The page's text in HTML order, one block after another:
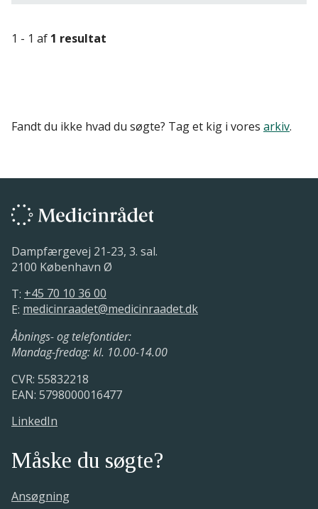
1 - 1 af 1 resultat
Fandt du ikke hvad du søgte? Tag et kig i vores arkiv.
Dampfærgevej 21-23, 3. sal.
2100 København Ø
T: +45 70 10 36 00
E: medicinraadet@medicinraadet.dk
Åbnings- og telefontider:
Mandag-fredag: kl. 10.00-14.00
CVR: 55832218
EAN: 5798000016477
LinkedIn
Måske du søgte?
Ansøgning